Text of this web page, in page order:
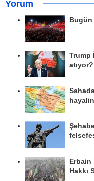
Yorum
Trump
atıyor?
Erbain
Hakkı